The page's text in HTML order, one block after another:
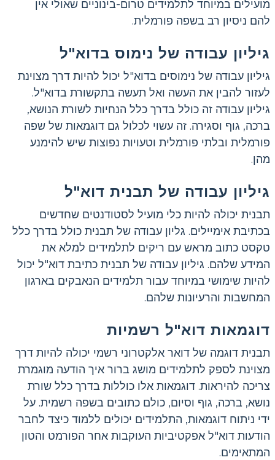
מועילים במיוחד לתלמידים טרום-בינוניים שאולי אין
להם ניסיון רב בשפה פורמלית.
גיליון עבודה של נימוס בדוא"ל
גיליון עבודה של נימוסים בדוא"ל יכול להיות דרך מצוינת
לעזור להבין את העשה ואל תעשה בתקשורת בדוא"ל.
גיליון עבודה זה כולל בדרך כלל הנחיות לשורת הנושא,
ברכה, גוף וסגירה. זה עשוי לכלול גם דוגמאות של שפה
פורמלית ובלתי פורמלית וטעויות נפוצות שיש להימנע
מהן.
גיליון עבודה של תבנית דוא"ל
תבנית יכולה להיות כלי מועיל לסטודנטים שחדשים
בכתיבת אימיילים. גליון עבודה של תבנית כולל בדרך כלל
טקסט כתוב מראש עם ריקים לתלמידים למלא את
המידע שלהם. גיליון עבודה של תבנית כתיבת דוא"ל יכול
להיות שימושי במיוחד עבור תלמידים הנאבקים בארגון
המחשבות והרעיונות שלהם.
דוגמאות דוא"ל רשמיות
תבנית דוגמה של דואר אלקטרוני רשמי יכולה להיות דרך
מצוינת לספק לתלמידים מושג ברור איך הודעה מוגמרת
צריכה להיראות. דוגמאות אלו כוללות בדרך כלל שורת
נושא, ברכה, גוף וסיום, כולם כתובים בשפה רשמית. על
ידי ניתוח דוגמאות, התלמידים יכולים ללמוד כיצד לחבר
הודעות דוא"ל אפקטיביות העוקבות אחר הפורמט והטון
המתאימים.